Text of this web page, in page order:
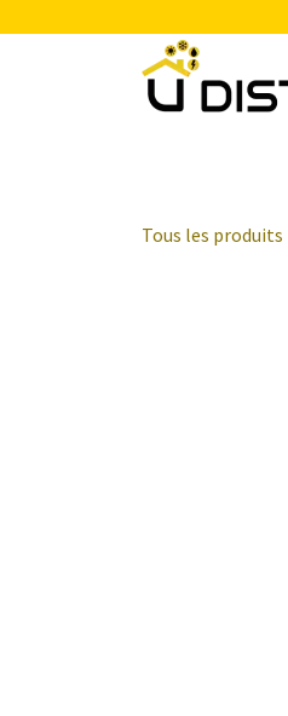
Tous les produits